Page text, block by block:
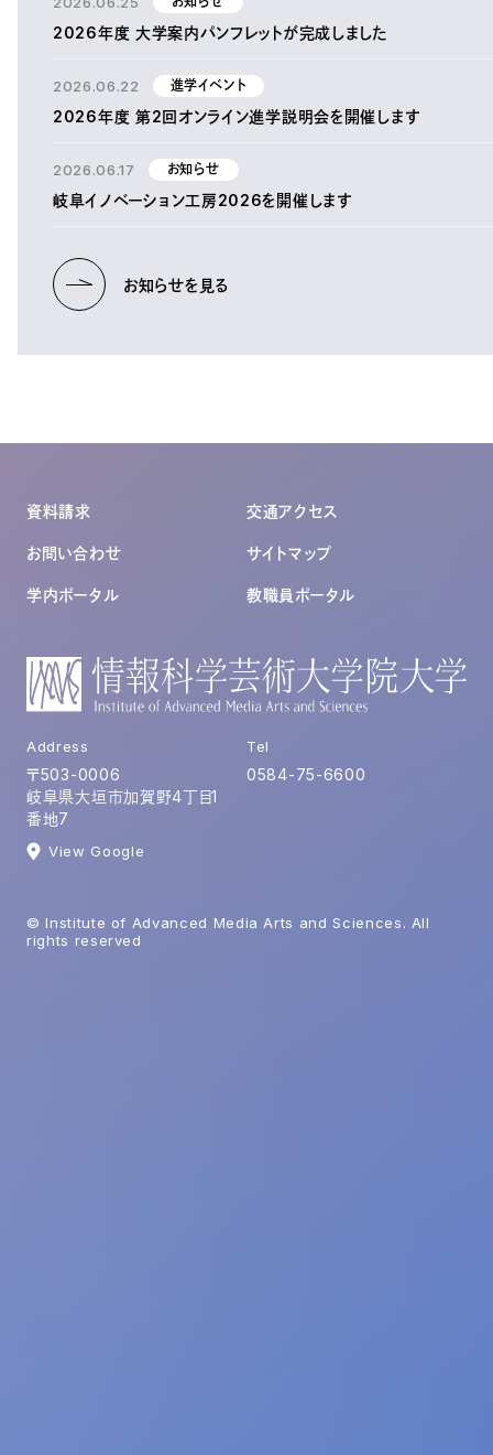
2026年度 大学案内パンフレットが完成しました
2026.06.22 進学イベント
2026年度 第2回オンライン進学説明会を開催します
2026.06.17 お知らせ
岐阜イノベーション工房2026を開催します
お知らせを見る
資料請求 交通アクセス
お問い合わせ サイトマップ
学内ポータル 教職員ポータル
Address
〒503-0006
岐阜県大垣市加賀野4丁目1
番地7
View Google
Tel
0584-75-6600
© Institute of Advanced Media Arts and Sciences. All
rights reserved